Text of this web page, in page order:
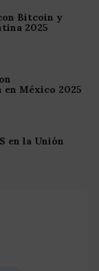
Bitcoin y
2025
México 2025
en la Unión